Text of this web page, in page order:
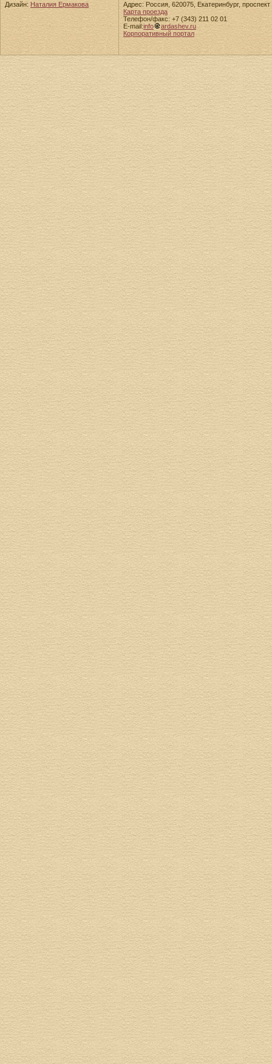
Дизайн: Наталия Ермакова
Адрес: Россия, 620075, Екатеринбург,
Карта проезда
Телефон/факс: +7 (343) 211 02 01
E-mail:info
ardashev.ru
Корпоративный портал